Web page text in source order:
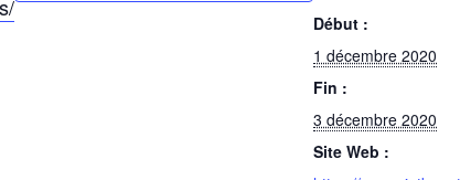
Début :
1 décembre 2020
Fin :
3 décembre 2020
Site Web :